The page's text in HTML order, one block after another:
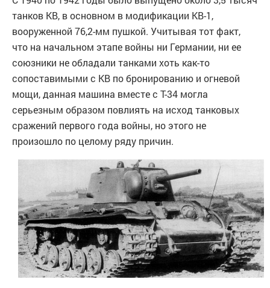
танков КВ, в основном в модификации КВ-1,
вооруженной 76,2-мм пушкой. Учитывая тот факт,
что на начальном этапе войны ни Германии, ни ее
союзники не обладали танками хоть как-то
сопоставимыми с КВ по бронированию и огневой
мощи, данная машина вместе с Т-34 могла
серьезным образом повлиять на исход танковых
сражений первого года войны, но этого не
произошло по целому ряду причин.